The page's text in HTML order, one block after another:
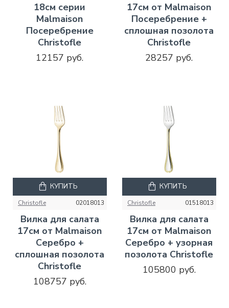
18см серии
Malmaison
Посеребрение
Christofle
12157 руб.
17см от Malmaison
Посеребрение +
сплошная позолота
Christofle
28257 руб.
Christofle 02018013
Вилка для салата
17см от Malmaison
Серебро +
сплошная позолота
Christofle
108757 руб.
КУПИТЬ
Christofle 01518013
Вилка для салата
17см от Malmaison
Серебро + узорная
позолота Christofle
105800 руб.
КУПИТЬ